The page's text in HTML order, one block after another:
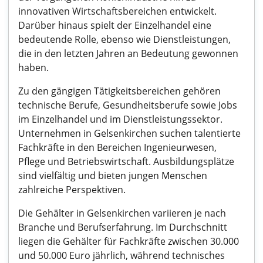
innovativen Wirtschaftsbereichen entwickelt.
Darüber hinaus spielt der Einzelhandel eine
bedeutende Rolle, ebenso wie Dienstleistungen,
die in den letzten Jahren an Bedeutung gewonnen
haben.
Zu den gängigen Tätigkeitsbereichen gehören
technische Berufe, Gesundheitsberufe sowie Jobs
im Einzelhandel und im Dienstleistungssektor.
Unternehmen in Gelsenkirchen suchen talentierte
Fachkräfte in den Bereichen Ingenieurwesen,
Pflege und Betriebswirtschaft. Ausbildungsplätze
sind vielfältig und bieten jungen Menschen
zahlreiche Perspektiven.
Die Gehälter in Gelsenkirchen variieren je nach
Branche und Berufserfahrung. Im Durchschnitt
liegen die Gehälter für Fachkräfte zwischen 30.000
und 50.000 Euro jährlich, während technisches